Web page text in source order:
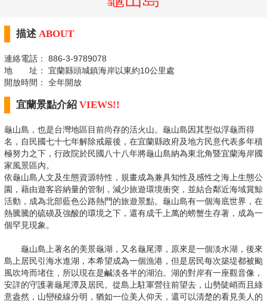
描述 ABOUT
連絡電話： 886-3-9789078
地 址： 宜蘭縣頭城鎮海岸以東約10公里處
開放時間： 全年開放
宜蘭景點介紹 VIEWS!!
龜山島，也是台灣地區目前尚存的活火山。龜山島因其型似浮龜而得
名，自民國七十七年解除戒嚴後，在宜蘭縣政府及地方民意代表多年積
極努力之下，行政院於民國八十八年將龜山島納為東北角暨宜蘭海岸國
家風景區內。
依龜山島人文及生態資源特性，規畫成為兼具知性及感性之海上生態公
園，藉由遊客容納量的管制，減少旅遊環境衝突，並結合鄰近海域賞鯨
活動，成為北部藍色公路熱門的旅遊景點。龜山島有一個海底世界，在
熱騰騰的硫磺及強酸的環境之下，還有成千上萬的螃蟹生存著，成為一
個罕見現象。
龜山島上著名的美景龜湖，又名龜尾潭，原來是一個淡水湖，後來
島上居民引海水進湖，本希望成為一個漁港，但是居民每次築堤都被颱
風吹垮而堵住，所以現在是鹹淡各半的湖泊。湖的對岸有一座觀音像，
安詳的守護著龜尾潭及居民。從島上駐軍營往前望去，山勢陡峭而且綠
意盎然，山巒稜線分明，猶如一位美人仰天，還可以清楚的看見美人的